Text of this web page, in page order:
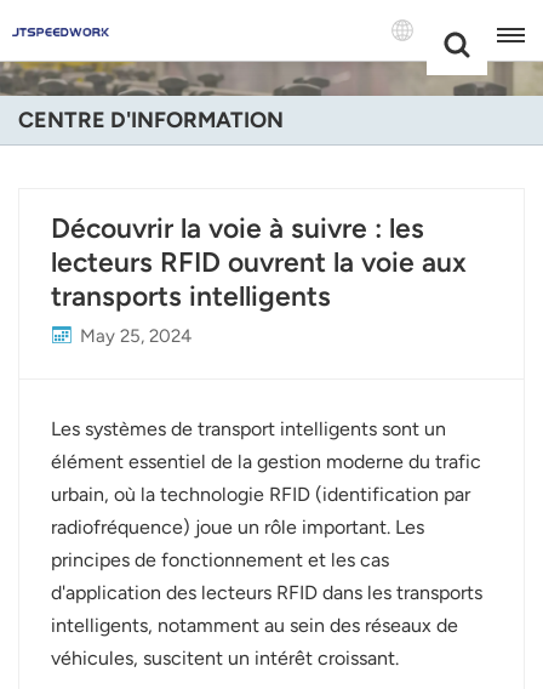
+86 -18681515767
English
Deutsch
Русский
Español
Português
Nederland
عربي
日语
CENTRE D'INFORMATION
Découvrir la voie à suivre : les
lecteurs RFID ouvrent la voie aux
transports intelligents
May 25, 2024
Les systèmes de transport intelligents sont un
élément essentiel de la gestion moderne du trafic
urbain, où la technologie RFID (identification par
radiofréquence) joue un rôle important. Les
principes de fonctionnement et les cas
d'application des lecteurs RFID dans les transports
intelligents, notamment au sein des réseaux de
véhicules, suscitent un intérêt croissant.